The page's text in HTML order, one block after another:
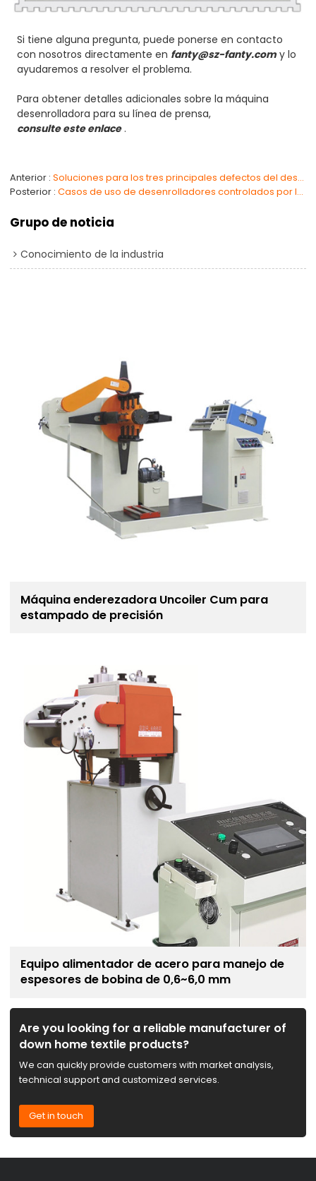
Si tiene alguna pregunta, puede ponerse en contacto
con nosotros directamente en fanty@sz-fanty.comy lo
ayudaremos a resolver el problema.
Para obtener detalles adicionales sobre la máquina
desenrolladora para su línea de prensa,
consulte este enlace.
Anterior
Soluciones para los tres principales defectos del desenrollador
Posterior
Casos de uso de desenrolladores controlados por luz
Grupo de noticia
Conocimiento de la industria
Máquina enderezadora Uncoiler Cum para
estampado de precisión
Equipo alimentador de acero para manejo de
espesores de bobina de 0,6~6,0 mm
Are you looking for a reliable manufacturer of
down home textile products?
We can quickly provide customers with market analysis,
technical support and customized services.
Get in touch